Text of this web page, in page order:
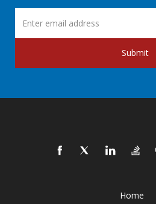
Submit
Home